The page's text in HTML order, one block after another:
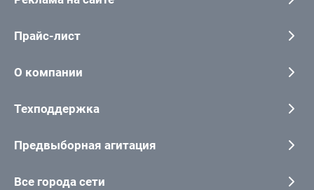
Прайс-лист
О компании
Техподдержка
Предвыборная агитация
Все города сети